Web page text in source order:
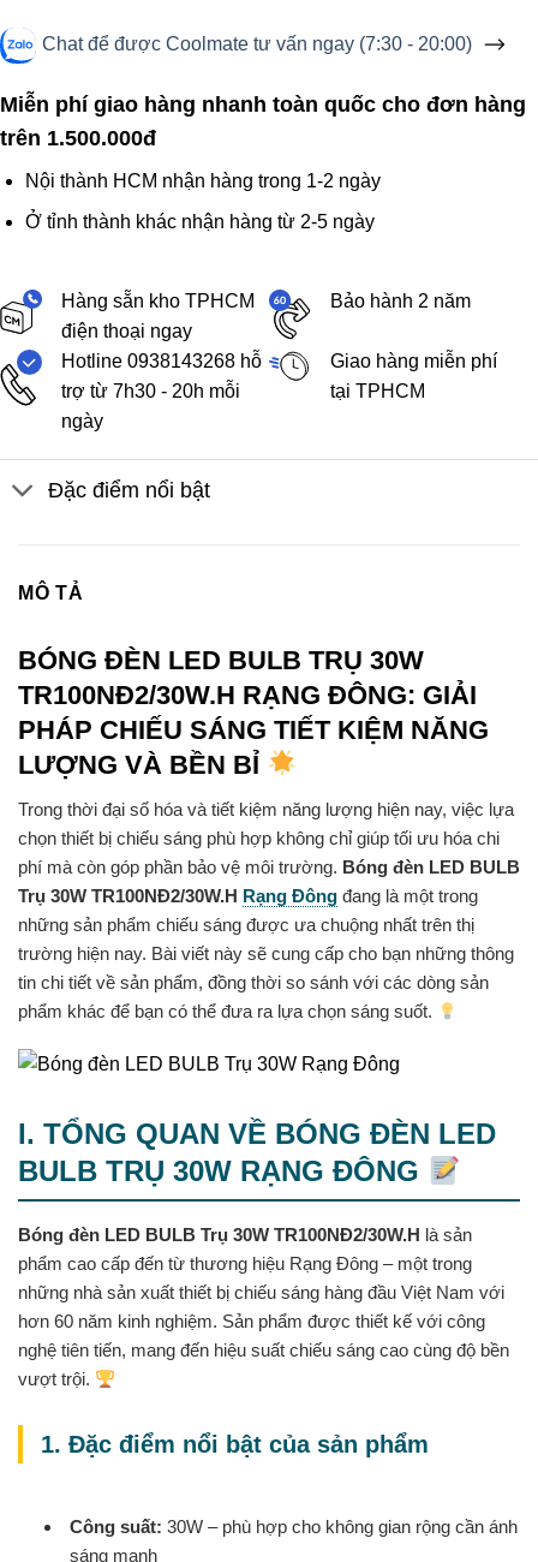
Chat để được Coolmate tư vấn ngay (7:30 - 20:00)
Miễn phí giao hàng nhanh toàn quốc cho đơn hàng
trên 1.500.000đ
Nội thành HCM nhận hàng trong 1-2 ngày
Ở tỉnh thành khác nhận hàng từ 2-5 ngày
Hàng sẵn kho TPHCM
điện thoại ngay
Bảo hành 2 năm
Hotline 0938143268 hỗ
trợ từ 7h30 - 20h mỗi
ngày
Giao hàng miễn phí
tại TPHCM
Đặc điểm nổi bật
MÔ TẢ
BÓNG ĐÈN LED BULB TRỤ 30W
TR100NĐ2/30W.H RẠNG ĐÔNG: GIẢI
PHÁP CHIẾU SÁNG TIẾT KIỆM NĂNG
LƯỢNG VÀ BỀN BỈ
Trong thời đại số hóa và tiết kiệm năng lượng hiện nay, việc lựa
chọn thiết bị chiếu sáng phù hợp không chỉ giúp tối ưu hóa chi
phí mà còn góp phần bảo vệ môi trường. Bóng đèn LED BULB
Trụ 30W TR100NĐ2/30W.H Rạng Đông đang là một trong
những sản phẩm chiếu sáng được ưa chuộng nhất trên thị
trường hiện nay. Bài viết này sẽ cung cấp cho bạn những thông
tin chi tiết về sản phẩm, đồng thời so sánh với các dòng sản
phẩm khác để bạn có thể đưa ra lựa chọn sáng suốt.
I. TỔNG QUAN VỀ BÓNG ĐÈN LED
BULB TRỤ 30W RẠNG ĐÔNG
Bóng đèn LED BULB Trụ 30W TR100NĐ2/30W.H là sản
phẩm cao cấp đến từ thương hiệu Rạng Đông – một trong
những nhà sản xuất thiết bị chiếu sáng hàng đầu Việt Nam với
hơn 60 năm kinh nghiệm. Sản phẩm được thiết kế với công
nghệ tiên tiến, mang đến hiệu suất chiếu sáng cao cùng độ bền
vượt trội.
1. Đặc điểm nổi bật của sản phẩm
Công suất: 30W – phù hợp cho không gian rộng cần ánh
sáng mạnh